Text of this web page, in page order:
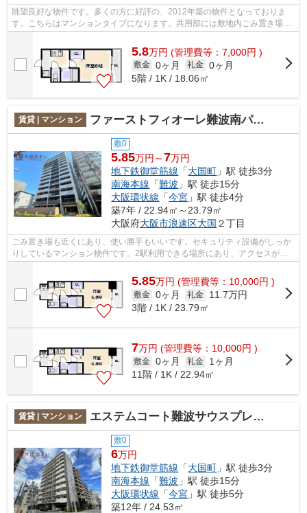
眺望良好な物件です。多くの方に好評の、2012年築の物件となっておりま
す。こちらはマンションタイプになります。共用部には敷地内ごみ置き場・
5.8万円 (管理費等：7,000円 )
敷金 0ヶ月 礼金 0ヶ月
5階 / 1K / 18.06㎡
賃貸 | マンション ファーストフィオーレ難波南パークサイド
敷0
5.85万円～7万円
地下鉄御堂筋線 「大国町 」駅 徒歩3分
南海本線 「難波 」駅 徒歩15分
大阪環状線 「今宮 」駅 徒歩4分
築7年 / 22.94㎡～23.79㎡
大阪府大阪市浪速区大国 ２丁目
ごみ置き場も近くにあり、使い勝手もいいです。セキュリティ設備がしっか
りしているマンション物件です。2駅利用できる場所にあり、アクセスが便
利です。視力をアップしたい方はこちら...
5.85万円 (管理費等：10,000円 )
敷金 0ヶ月 礼金
11.7万円
3階 / 1K / 23.79㎡
7万円 (管理費等：10,000円 )
敷金 0ヶ月 礼金
1ヶ月
11階 / 1K / 22.94㎡
賃貸 | マンション エステムコート難波サウスプレイスVエレージュ
敷0
6万円
地下鉄御堂筋線 「大国町 」駅 徒歩3分
南海本線 「難波 」駅 徒歩15分
大阪環状線 「今宮 」駅 徒歩5分
築12年 / 24.53㎡